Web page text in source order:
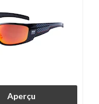
Aperçu